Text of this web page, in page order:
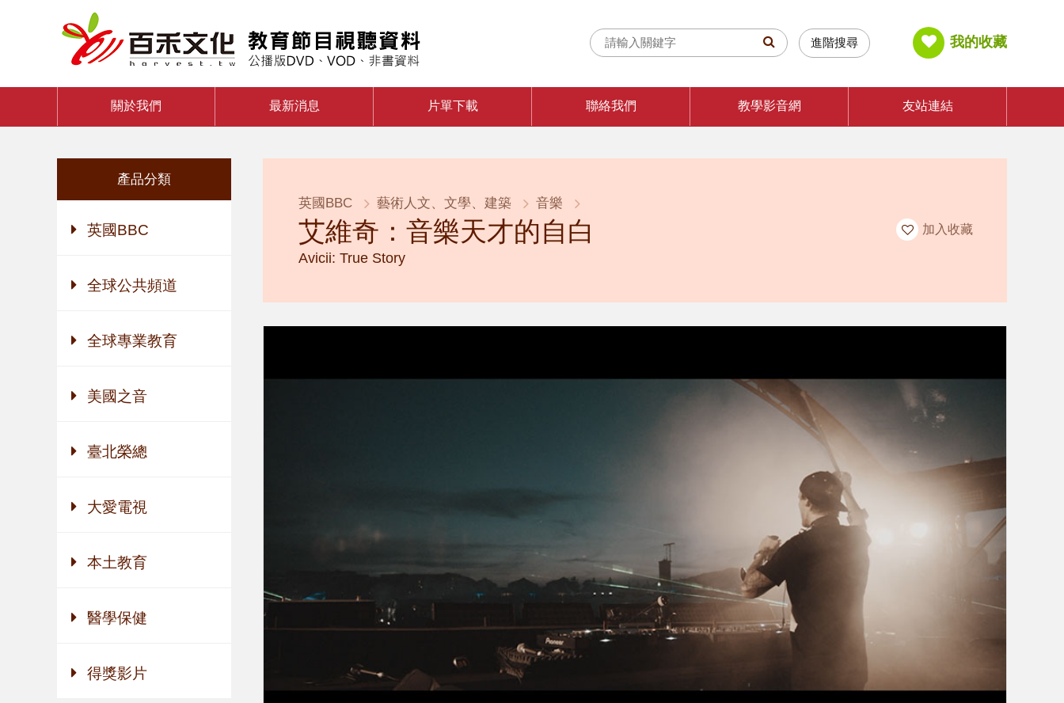
進階搜尋 我的收藏
關於我們 最新消息 片單下載 聯絡我們 教學影音網 友站連結
產品分類
英國BBC
全球公共頻道
全球專業教育
美國之音
臺北榮總
大愛電視
本土教育
醫學保健
得獎影片
英國BBC 藝術人文、文學、建築 音樂
艾維奇：音樂天才的自白
Avicii: True Story
加入收藏